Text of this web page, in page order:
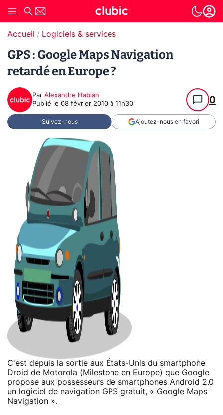
Accueil Logiciels & services
GPS : Google Maps Navigation
retardé en Europe ?
Par Alexandre Habian
Publié le 08 février 2010 à 11h30 0
Suivez-nous Ajoutez-nous en favori
C'est depuis la sortie aux États-Unis du smartphone
Droid de Motorola (Milestone en Europe) que Google
propose aux possesseurs de smartphones Android 2.0
un logiciel de navigation GPS gratuit, « Google Maps
Navigation ».